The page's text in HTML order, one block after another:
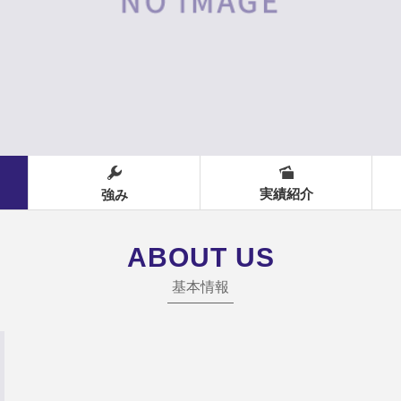
強み 実績紹介
ABOUT US
基本情報